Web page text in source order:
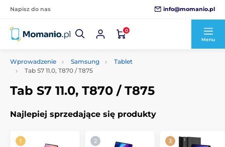
Napisz do nas info@momanio.pl
0
Menu
Wprowadzenie Samsung
Tablet
Tab S7 11.0, T870 / T875
Tab S7 11.0, T870 / T875
Najlepiej sprzedające się produkty